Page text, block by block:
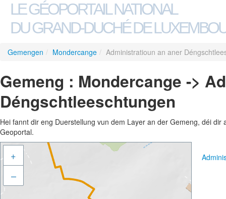
LE GÉOPORTAIL NATIONAL
DU GRAND-DUCHÉ DE
Gemengen / Mondercange / Administratioun an aner
Gemeng : Mondercange ->
Déngschtleeschtungen
Hei fannt dir eng Duerstellung vun dem Layer an der Gemeng, déi
Geoportal.
+
–